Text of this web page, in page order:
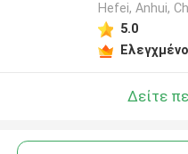
Hefei, Anhui,
5.0
Δείτε